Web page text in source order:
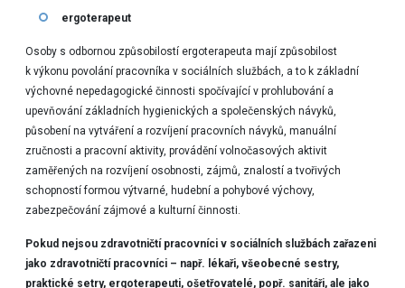
ergoterapeut
Osoby s odbornou způsobilostí ergoterapeuta mají způsobilost
k výkonu povolání pracovníka v sociálních službách, a to k základní
výchovné nepedagogické činnosti spočívající v prohlubování a
upevňování základních hygienických a společenských návyků,
působení na vytváření a rozvíjení pracovních návyků, manuální
zručnosti a pracovní aktivity, provádění volnočasových aktivit
zaměřených na rozvíjení osobnosti, zájmů, znalostí a tvořivých
schopností formou výtvarné, hudební a pohybové výchovy,
zabezpečování zájmové a kulturní činnosti.
Pokud nejsou zdravotničtí pracovníci v sociálních službách zařazeni
jako zdravotničtí pracovníci – např. lékaři, všeobecné sestry,
praktické setry, ergoterapeuti, ošetřovatelé, popř. sanitáři, ale jako